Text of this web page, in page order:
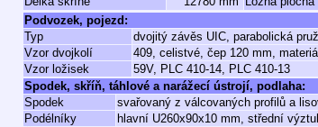
Podvozek, pojezd:
Typ
dvojitý závěs UIC, parabolická
Vzor dvojkolí
409, celistvé, čep 120 mm,
Vzor ložisek
59V, PLC 410-14, PLC 410-13
Spodek, skříň, táhlové a narážecí ústrojí, podlaha:
Spodek
svařovaný z válcovaných profilů a
Podélníky
hlavní U260x90x10 mm, střední